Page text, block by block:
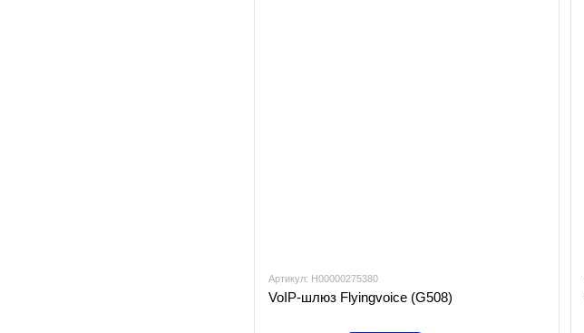
Артикул: H00000275380
VoIP-шлюз Flyingvoice (G508)